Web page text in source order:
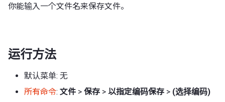
你能输入一个文件名来保存文件。
运行方法
默认菜单: 无
所有命令: 文件 > 保存 > 以指定编码保存 > (选择编码)